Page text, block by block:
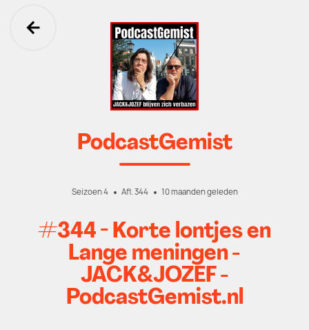
Ga terug
PodcastGemist
Seizoen 4 Afl. 344 10 maanden geleden
#344 - Korte lontjes en
Lange meningen -
JACK&JOZEF -
PodcastGemist.nl